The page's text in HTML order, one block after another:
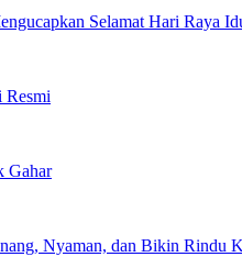
Selamat Hari Raya
Resmi
Gahar
Nyaman, dan Bikin Rindu